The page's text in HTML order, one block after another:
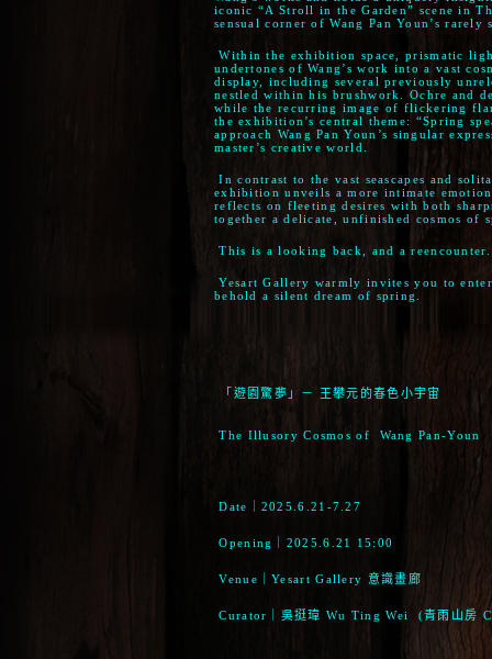
iconic “A Stroll in the Garden” scene in
sensual corner of Wang Pan Youn’s rarely
Within the exhibition space, prismatic
undertones of Wang’s work into a vast
display, including several previously
nestled within his brushwork. Ochre and
while the recurring image of flickering
the exhibition’s central theme: “Spring
approach Wang Pan Youn’s singular
master’s creative world.
In contrast to the vast seascapes and
exhibition unveils a more intimate
reflects on fleeting desires with both
together a delicate, unfinished cosmos of
This is a looking back, and a reencounter.
Yesart Gallery warmly invites you to
behold a silent dream of spring.
「遊園驚夢」－ 王攀元的春色小宇宙
The Illusory Cosmos of Wang Pan-Youn
Date｜2025.6.21-7.27
Opening｜2025.6.21 15:00
Venue｜Yesart Gallery 意識畫廊
Curator｜吳挺瑋 Wu Ting Wei (青雨山房